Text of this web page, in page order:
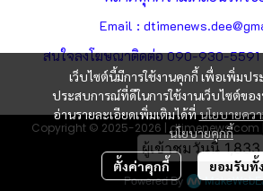
เว็บไซต์นี้มีการใช้งานคุกกี้ เพื่อเพิ่มป
ประสบการณ์ที่ดีในการใช้งานเว็บไซต์ขอ
อ่านรายละเอียดเพิ่มเติมได้ที่นโยบายคว
นโยบายคุกกี้
ตั้งค่าคุกกี้ ยอมรับทั้
Email :
สนใจลงโฆษณาติดต่อ 090-930-5591
Copyright © 2025-2026 | dtimenews.com
ผู้เข้าชมวันนี้1,833
Powered By